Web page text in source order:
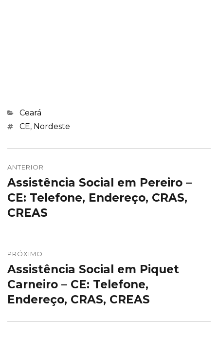
Categorias
Ceará
Marcações
CE, Nordeste
de
Post
ANTERIOR
Post
anterior:
Assistência Social em Pereiro –
CE: Telefone, Endereço, CRAS,
CREAS
PRÓXIMO
Próximo
post:
Assistência Social em Piquet
Carneiro – CE: Telefone,
Endereço, CRAS, CREAS